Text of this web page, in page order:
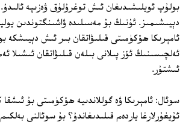
بولۇپ ئويلىشىدىغان ئىش توغرۇلۇق ۋەزىپە
دېيىشىمىز. ئۇنىڭ بۇ مەسىلىدە ۋاشىنگتوندىن
ئامېرىكا ھۆكۈمىتى قىلىۋاتقان بىر ئىش دېيىشكە
ئەلچىسىنىڭ ئۆز پىلانى بىلەن قىلىۋاتقان ئىشىلا
ئىشتۇر.
سوئال: ئامېرىكا ۋە گوللاندىيە ھۆكۈمىتى بۇ
ئۇيغۇرلارغا ياردەم قىلىدىغاندۇ؟ بۇ سوئالنى